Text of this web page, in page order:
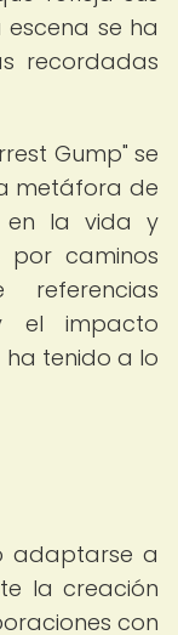
escena se ha
recordadas
Gump" se
metáfora de
en la vida y
por caminos
el impacto
tenido a lo
adaptarse a
la creación
con